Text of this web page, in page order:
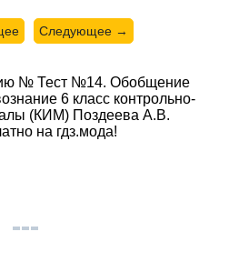
Следующее →
№ Тест №14. Обобщение
6 класс контрольно-
(КИМ) Поздеева А.В.
на гдз.мода!